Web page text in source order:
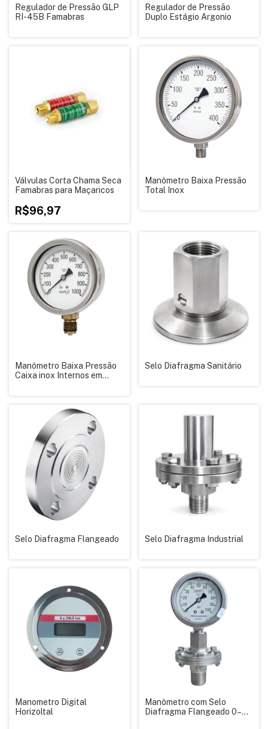
Regulador de Pressão GLP
RI-45B Famabras
Regulador de Pressão
Duplo Estágio Argonio
Válvulas Corta Chama Seca
Famabras para Maçaricos
R$96,97
Manômetro Baixa Pressão
Total Inox
Manômetro Baixa Pressão
Caixa inox Internos em
Selo Diafragma Sanitário
Selo Diafragma Flangeado Selo Diafragma Industrial
Manometro Digital
Horizoltal
Manômetro com Selo
Diafragma Flangeado 0–